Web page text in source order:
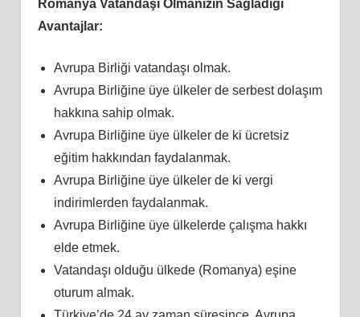
Romanya Vatandaşı Olmanızın Sağladığı
Avantajlar:
Avrupa Birliği vatandaşı olmak.
Avrupa Birliğine üye ülkeler de serbest dolaşım
hakkına sahip olmak.
Avrupa Birliğine üye ülkeler de ki ücretsiz
eğitim hakkından faydalanmak.
Avrupa Birliğine üye ülkeler de ki vergi
indirimlerden faydalanmak.
Avrupa Birliğine üye ülkelerde çalışma hakkı
elde etmek.
Vatandaşı olduğu ülkede (Romanya) eşine
oturum almak.